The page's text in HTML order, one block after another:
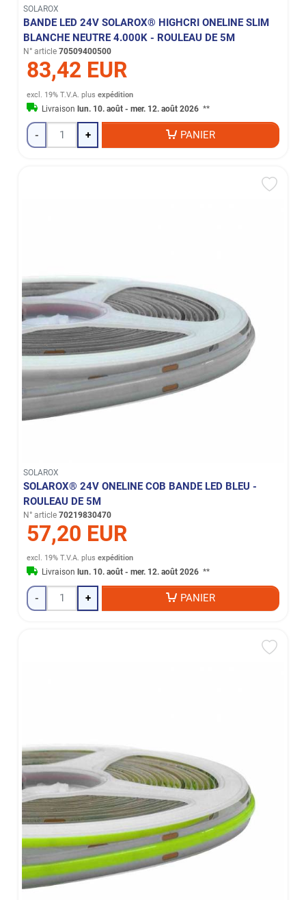
SOLAROX
BANDE LED 24V SOLAROX® HIGHCRI ONELINE SLIM
BLANCHE NEUTRE 4.000K - ROULEAU DE 5M
N° article 70509400500
83,42 EUR
excl. 19% T.V.A. plusexpédition
Livraison lun. 10. août - mer. 12. août 2026 **
- + PANIER
SOLAROX
SOLAROX® 24V ONELINE COB BANDE LED BLEU -
ROULEAU DE 5M
N° article 70219830470
57,20 EUR
excl. 19% T.V.A. plusexpédition
Livraison lun. 10. août - mer. 12. août 2026 **
- + PANIER